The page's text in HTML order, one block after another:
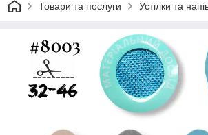
Товари та послуги Устілки та